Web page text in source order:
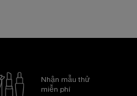
Nhận mẫu thử
miễn phí